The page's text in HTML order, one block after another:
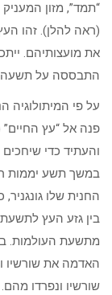
“תמד”, מזון
(ראה להלן). זהו
את מועצותיהם.
התבססה על תשעה
פנה אל “עץ
והעתיד כדי
במשך תשע יממות
החנית שלו
בין גזע העץ
מתשעת העולמות.
שורשיו ונפרדו מהם.